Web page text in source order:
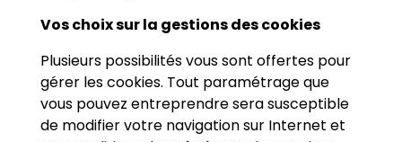
Vos choix sur la gestions des cookies
Plusieurs possibilités vous sont offertes pour
gérer les cookies. Tout paramétrage que
vous pouvez entreprendre sera susceptible
de modifier votre navigation sur Internet et